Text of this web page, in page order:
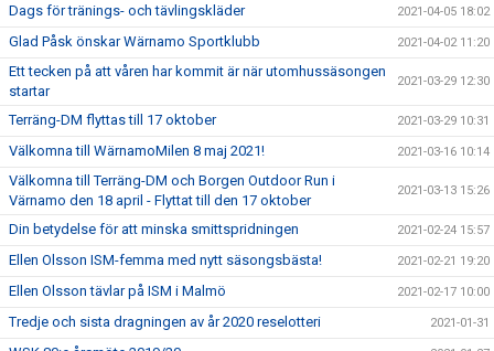
Dags för tränings- och tävlingskläder 2021-04-05 18:02
Glad Påsk önskar Wärnamo Sportklubb 2021-04-02 11:20
Ett tecken på att våren har kommit är när utomhussäsongen
startar
2021-03-29 12:30
Terräng-DM flyttas till 17 oktober 2021-03-29 10:31
Välkomna till WärnamoMilen 8 maj 2021! 2021-03-16 10:14
Välkomna till Terräng-DM och Borgen Outdoor Run i
Värnamo den 18 april - Flyttat till den 17 oktober
2021-03-13 15:26
Din betydelse för att minska smittspridningen 2021-02-24 15:57
Ellen Olsson ISM-femma med nytt säsongsbästa! 2021-02-21 19:20
Ellen Olsson tävlar på ISM i Malmö 2021-02-17 10:00
Tredje och sista dragningen av år 2020 reselotteri 2021-01-31